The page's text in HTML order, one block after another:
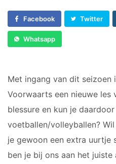
MFB (Men’s
Lid
Facebook Twitter
Whatsapp
Met ingang van dit seizoen
Voorwaarts een nieuwe les
blessure en kun je
voetballen/volleyballen?
je gewoon een extra uurtje
ben je bij ons aan het